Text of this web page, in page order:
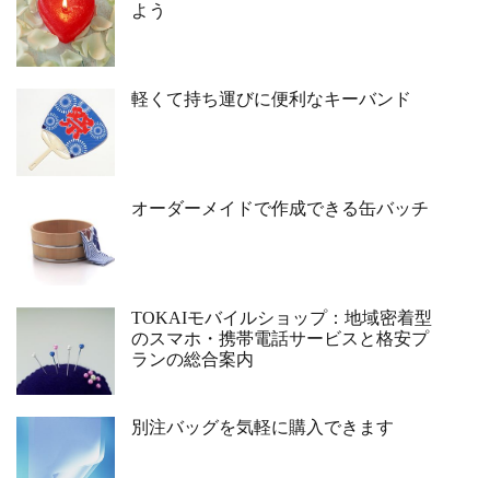
よう
軽くて持ち運びに便利なキーバンド
オーダーメイドで作成できる缶バッチ
TOKAIモバイルショップ：地域密着型
のスマホ・携帯電話サービスと格安プ
ランの総合案内
別注バッグを気軽に購入できます